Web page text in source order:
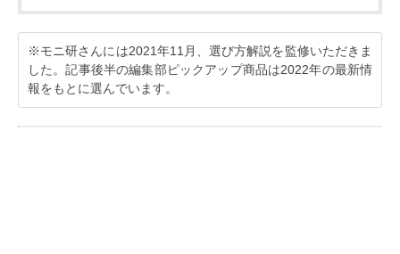
※モニ研さんには2021年11月、選び方解説を監修いただきま
した。記事後半の編集部ピックアップ商品は2022年の最新情
報をもとに選んでいます。